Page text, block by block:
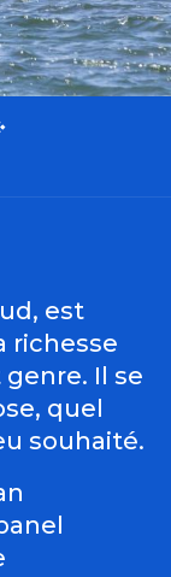
aux
est
richesse
Il se
quel
souhaité.